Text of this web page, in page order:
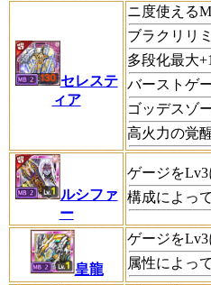
セレステ
ィア
ニ度使える
ブラクリリ
多段化最大
バーストゲ
ゴッデスゾ
高火力の覚
ルシファ
ー
ゲージを
構成によっ
皇龍
ゲージを
属性によっ